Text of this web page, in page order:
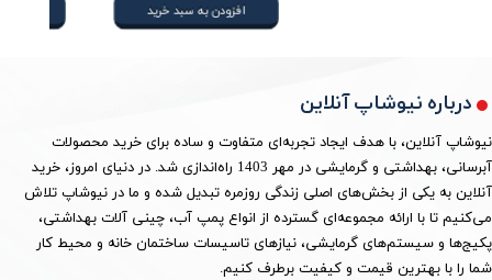
افزودن به سبد خرید
درباره نیوشاپ آنلاین
نیوشاپ آنلاین، با هدف ایجاد تجربه‌ای متفاوت و ساده برای خرید محصولات
آبرسانی، بهداشتی و گرمایشی در مهر 1403 راه‌اندازی شد. در دنیای امروز، خرید
آنلاین به یکی از بخش‌های اصلی زندگی روزمره تبدیل شده و ما در نیوشاپ تلاش
می‌کنیم تا با ارائه مجموعه‌ای گسترده از انواع پمپ آب، چینی آلات بهداشتی،
پکیج‌ها و سیستم‌های گرمایشی، نیازهای تاسیسات ساختمان خانه و محیط کار
شما را با بهترین قیمت و کیفیت برطرف کنیم.